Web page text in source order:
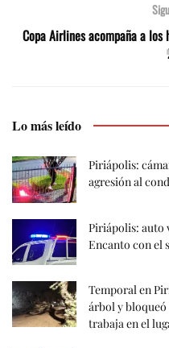
Copa Airlines acompaña a
Lo más leído
Piriápolis:
agresión al
Piriápolis: auto
Encanto con el
Temporal en
árbol y
trabaja en el